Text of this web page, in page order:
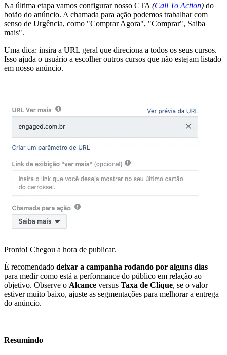
Na última etapa vamos configurar nosso CTA (Call To Action) do
botão do anúncio. A chamada para ação podemos trabalhar com
senso de Urgência, como "Comprar Agora", "Comprar", Saiba
mais".
Uma dica: insira a URL geral que direciona a todos os seus cursos.
Isso ajuda o usuário a escolher outros cursos que não estejam listado
em nosso anúncio.
Pronto! Chegou a hora de publicar.
É recomendado deixar a campanha rodando por alguns dias
para medir como está a performance do público em relação ao
objetivo. Observe o Alcance versus Taxa de Clique, se o valor
estiver muito baixo, ajuste as segmentações para melhorar a entrega
do anúncio.
Resumindo